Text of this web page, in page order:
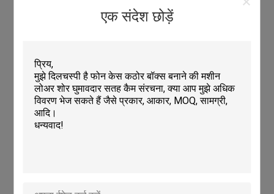
एक संदेश छोड़ें
के साथ,GluerX कुशलता से लगभग किसी भी आकार में गर्म पिघल और ठंडे
(पीवीए) गोंद दोनों वितरित कर सकते हैं, पैटर्न या डिजाइन आपकी परियोजना के
सकता है इसकी आसान उठाने की मेज और स्वचालित गोंद प्रणाली के साथ।आपको
बस अपने गुलदस्ता पैकेजिंग तैयार करने की जरूरत है, फोम पैकेजिंग या पीओएस/
पीओपी डिस्प्ले, उन्हें मशीन में स्टैक करें, एक गोंद डिजाइन अपलोड करें और
'स्टार्ट' पर क्लिक करें!
यदि आप GluerX और इसके लाभों के बारे में अधिक जानना चाहते हैं, तो कृपया
हमसे संपर्क करने में संकोच न करें!हम आपको अधिक विस्तृत जानकारी और वीडियो
प्रदान करने के लिए खुश हैं यह सुनिश्चित करने में मदद करने के लिए कि यह